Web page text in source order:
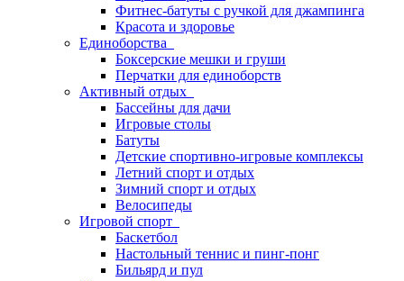
Фитнес-батуты с ручкой для джампинга
Красота и здоровье
Единоборства
Боксерские мешки и груши
Перчатки для единоборств
Активный отдых
Бассейны для дачи
Игровые столы
Батуты
Детские спортивно-игровые комплексы
Летний спорт и отдых
Зимний спорт и отдых
Велосипеды
Игровой спорт
Баскетбол
Настольный теннис и пинг-понг
Бильярд и пул